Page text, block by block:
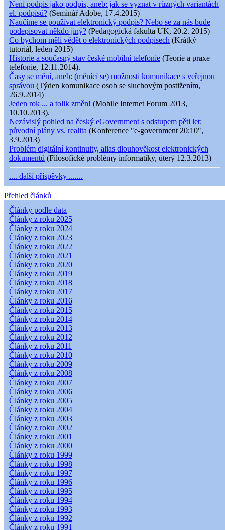
Není podpis jako podpis, aneb: jak se vyznat v různých variantách
el. podpisů? (Seminář Adobe, 17.4.2015)
Naučíme se používat elektronický podpis? Nebo se za nás bude
podepisovat někdo jiný? (Pedagogická fakulta UK, 20.2. 2015)
Co bychom měli vědět o elektronických podpisech (Krátký
tutoriál, leden 2015)
Historie a současný stav české mobilní telefonie (Teorie a praxe
telefonie, 12.11.2014).
Časy se mění, aneb: (měnící se) možnosti komunikace s veřejnou
správou (Týden komunikace osob se sluchovým postižením,
26.9.2014)
Jeden rok ... a tolik změn! (Mobile Internet Forum 2013,
10.10.2013).
Nezávislý pohled na český eGovernment s odstupem pěti let:
původní plány vs. realita (Konference "e-government 20:10",
3.9.2013)
Problém digitální kontinuity, alias dlouhověkost elektronických
dokumentů (Filosofické problémy informatiky, úterý 12.3.2013)
.... další příspěvky .......
Přehled článků
Články podle data
Články z roku 2025
Články z roku 2024
Články z roku 2023
Články z roku 2022
Články z roku 2021
Články z roku 2020
Články z roku 2019
Články z roku 2018
Články z roku 2017
Články z roku 2016
Články z roku 2015
Články z roku 2014
Články z roku 2013
Články z roku 2012
Články z roku 2011
Články z roku 2010
Články z roku 2009
Články z roku 2008
Články z roku 2007
Články z roku 2006
Články z roku 2005
Články z roku 2004
Články z roku 2003
Články z roku 2002
Články z roku 2001
Články z roku 2000
Články z roku 1999
Články z roku 1998
Články z roku 1997
Články z roku 1996
Články z roku 1995
Články z roku 1994
Články z roku 1993
Články z roku 1992
Články z roku 1991